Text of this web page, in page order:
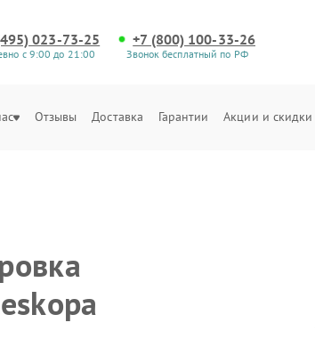
023-73-25
с 9:00 до 21:00
+7 (800) 100-33-26
Звонок бесплатный по РФ
Отзывы Доставка Гарантии Акции и скидки